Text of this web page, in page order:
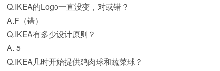
Q.IKEA的Logo一直没变，对或错？
A.F（错）
Q.IKEA有多少设计原则？
A. 5
Q.IKEA几时开始提供鸡肉球和蔬菜球？